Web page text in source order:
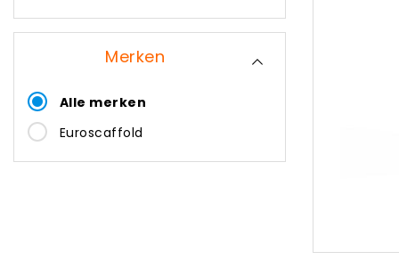
Merken
Alle merken
Euroscaffold